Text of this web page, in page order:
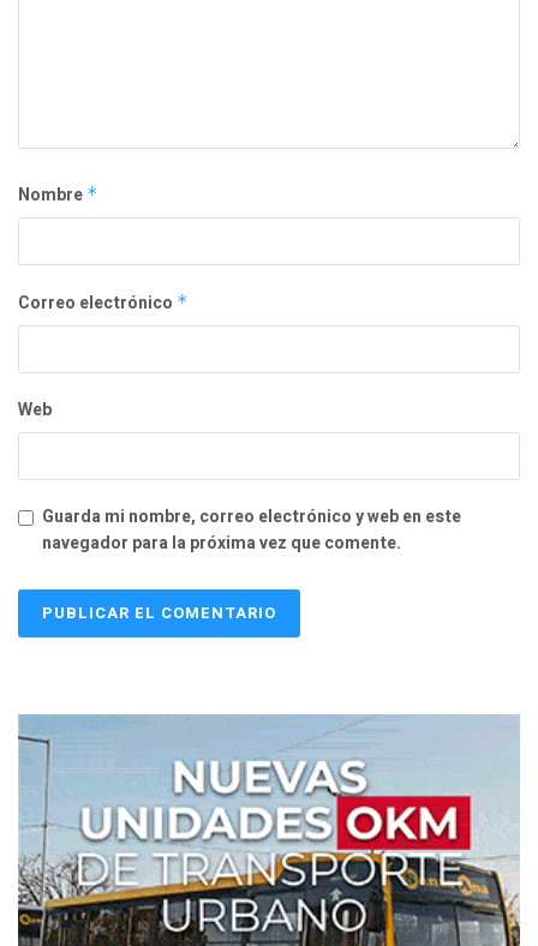
Nombre *
Correo electrónico *
Web
Guarda mi nombre, correo electrónico y web en este
navegador para la próxima vez que comente.